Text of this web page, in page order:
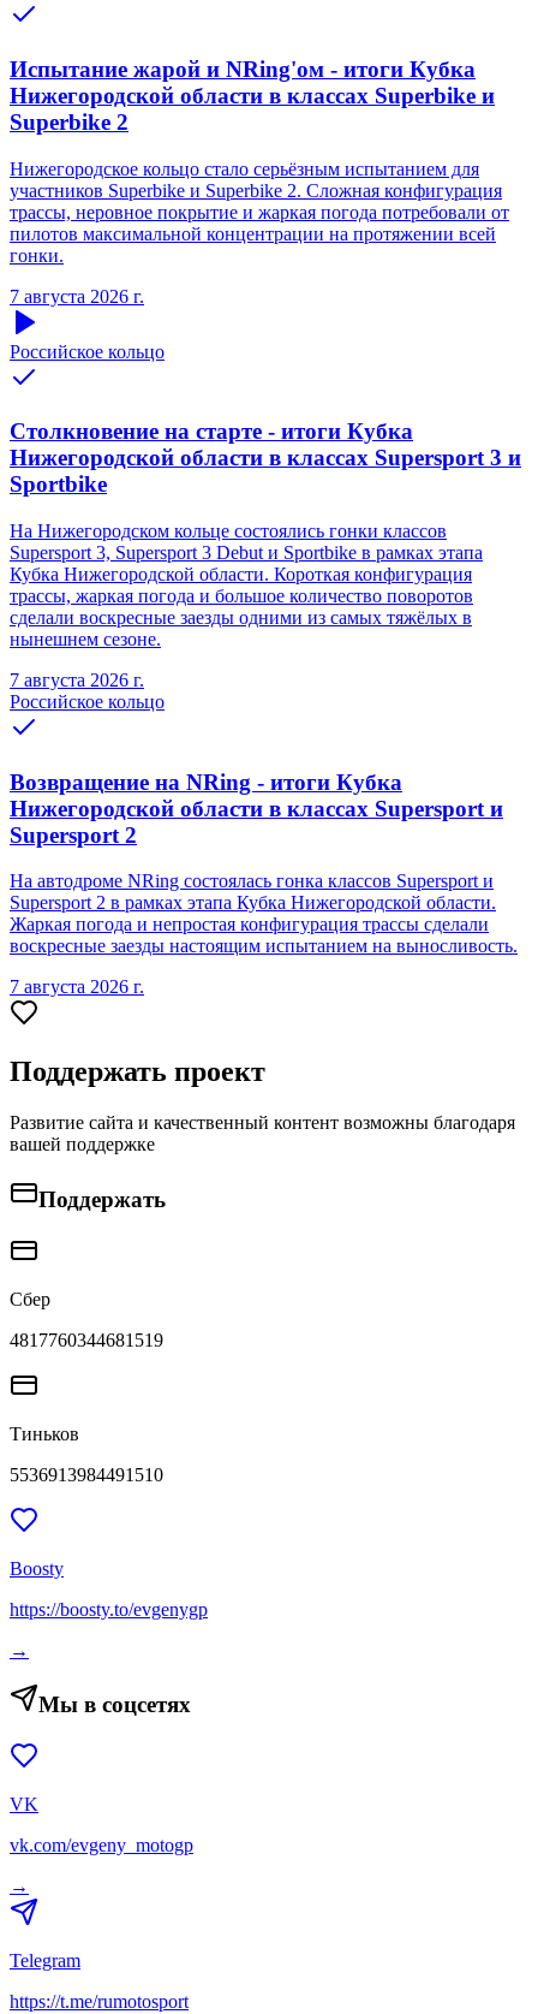
Испытание жарой и NRing'ом - итоги Кубка
Нижегородской области в классах Superbike и
Superbike 2
Нижегородское кольцо стало серьёзным испытанием для
участников Superbike и Superbike 2. Сложная конфигурация
трассы, неровное покрытие и жаркая погода потребовали от
пилотов максимальной концентрации на протяжении всей
гонки.
7 августа 2026 г.
Российское кольцо
Столкновение на старте - итоги Кубка
Нижегородской области в классах Supersport 3 и
Sportbike
На Нижегородском кольце состоялись гонки классов
Supersport 3, Supersport 3 Debut и Sportbike в рамках этапа
Кубка Нижегородской области. Короткая конфигурация
трассы, жаркая погода и большое количество поворотов
сделали воскресные заезды одними из самых тяжёлых в
нынешнем сезоне.
7 августа 2026 г.
Российское кольцо
Возвращение на NRing - итоги Кубка
Нижегородской области в классах Supersport и
Supersport 2
На автодроме NRing состоялась гонка классов Supersport и
Supersport 2 в рамках этапа Кубка Нижегородской области.
Жаркая погода и непростая конфигурация трассы сделали
воскресные заезды настоящим испытанием на выносливость.
7 августа 2026 г.
Поддержать проект
Развитие сайта и качественный контент возможны благодаря
вашей поддержке
Поддержать
Сбер
4817760344681519
Тиньков
5536913984491510
Boosty
https://boosty.to/evgenygp
→
Мы в соцсетях
VK
vk.com/evgeny_motogp
→
Telegram
https://t.me/rumotosport